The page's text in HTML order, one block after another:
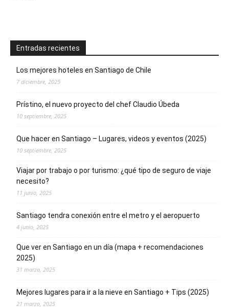
Entradas recientes
Los mejores hoteles en Santiago de Chile
7 diciembre, 2025
Prístino, el nuevo proyecto del chef Claudio Úbeda
10 septiembre, 2025
Que hacer en Santiago – Lugares, videos y eventos (2025)
10 septiembre, 2025
Viajar por trabajo o por turismo: ¿qué tipo de seguro de viaje
necesito?
11 junio, 2025
Santiago tendra conexión entre el metro y el aeropuerto
4 junio, 2025
Que ver en Santiago en un día (mapa + recomendaciones
2025)
31 marzo, 2025
Mejores lugares para ir a la nieve en Santiago + Tips (2025)
21 marzo, 2025